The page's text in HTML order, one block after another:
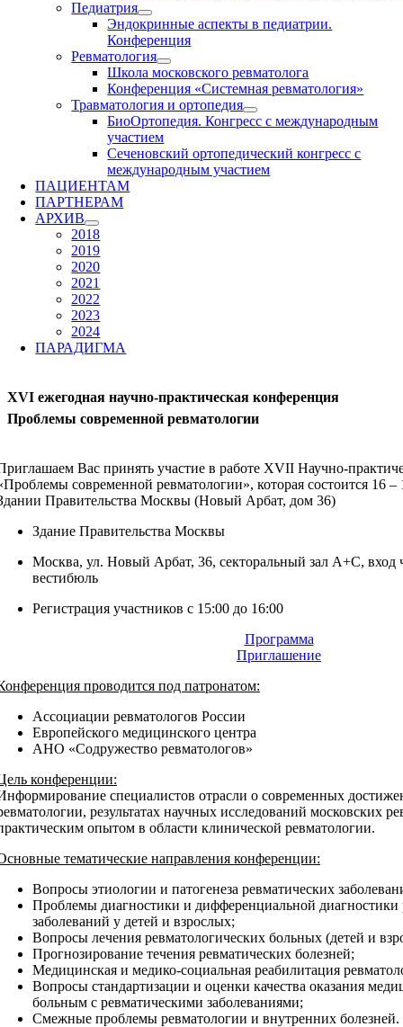
Педиатрия
Эндокринные аспекты в педиатрии.
Конференция
Ревматология
Школа московского ревматолога
Конференция «Системная ревматология»
Травматология и ортопедия
БиоОртопедия. Конгресс с международным
участием
Сеченовский ортопедический конгресс с
международным участием
ПАЦИЕНТАМ
ПАРТНЕРАМ
АРХИВ
2018
2019
2020
2021
2022
2023
2024
ПАРАДИГМА
XVI ежегодная научно-практическая конференция
Проблемы современной ревматологии
Вас принять участие в работе XVII Научно-
современной ревматологии», которая состоится 16 –
Правительства Москвы (Новый Арбат, дом 36)
Здание Правительства Москвы
Москва, ул. Новый Арбат, 36, секторальный зал А+С, вход
вестибюль
Регистрация участников с 15:00 до 16:00
Программа
Приглашение
проводится под патронатом:
Ассоциации ревматологов России
Европейского медицинского центра
АНО «Содружество ревматологов»
конференции:
специалистов отрасли о современных
результатах научных исследований московских
опытом в области клинической ревматологии.
тематические направления конференции:
Вопросы этиологии и патогенеза ревматических
Проблемы диагностики и дифференциальной диагностики
заболеваний у детей и взрослых;
Вопросы лечения ревматологических больных (детей и
Прогнозирование течения ревматических болезней;
Медицинская и медико-социальная реабилитация
Вопросы стандартизации и оценки качества оказания
больным с ревматическими заболеваниями;
Смежные проблемы ревматологии и внутренних болезней.